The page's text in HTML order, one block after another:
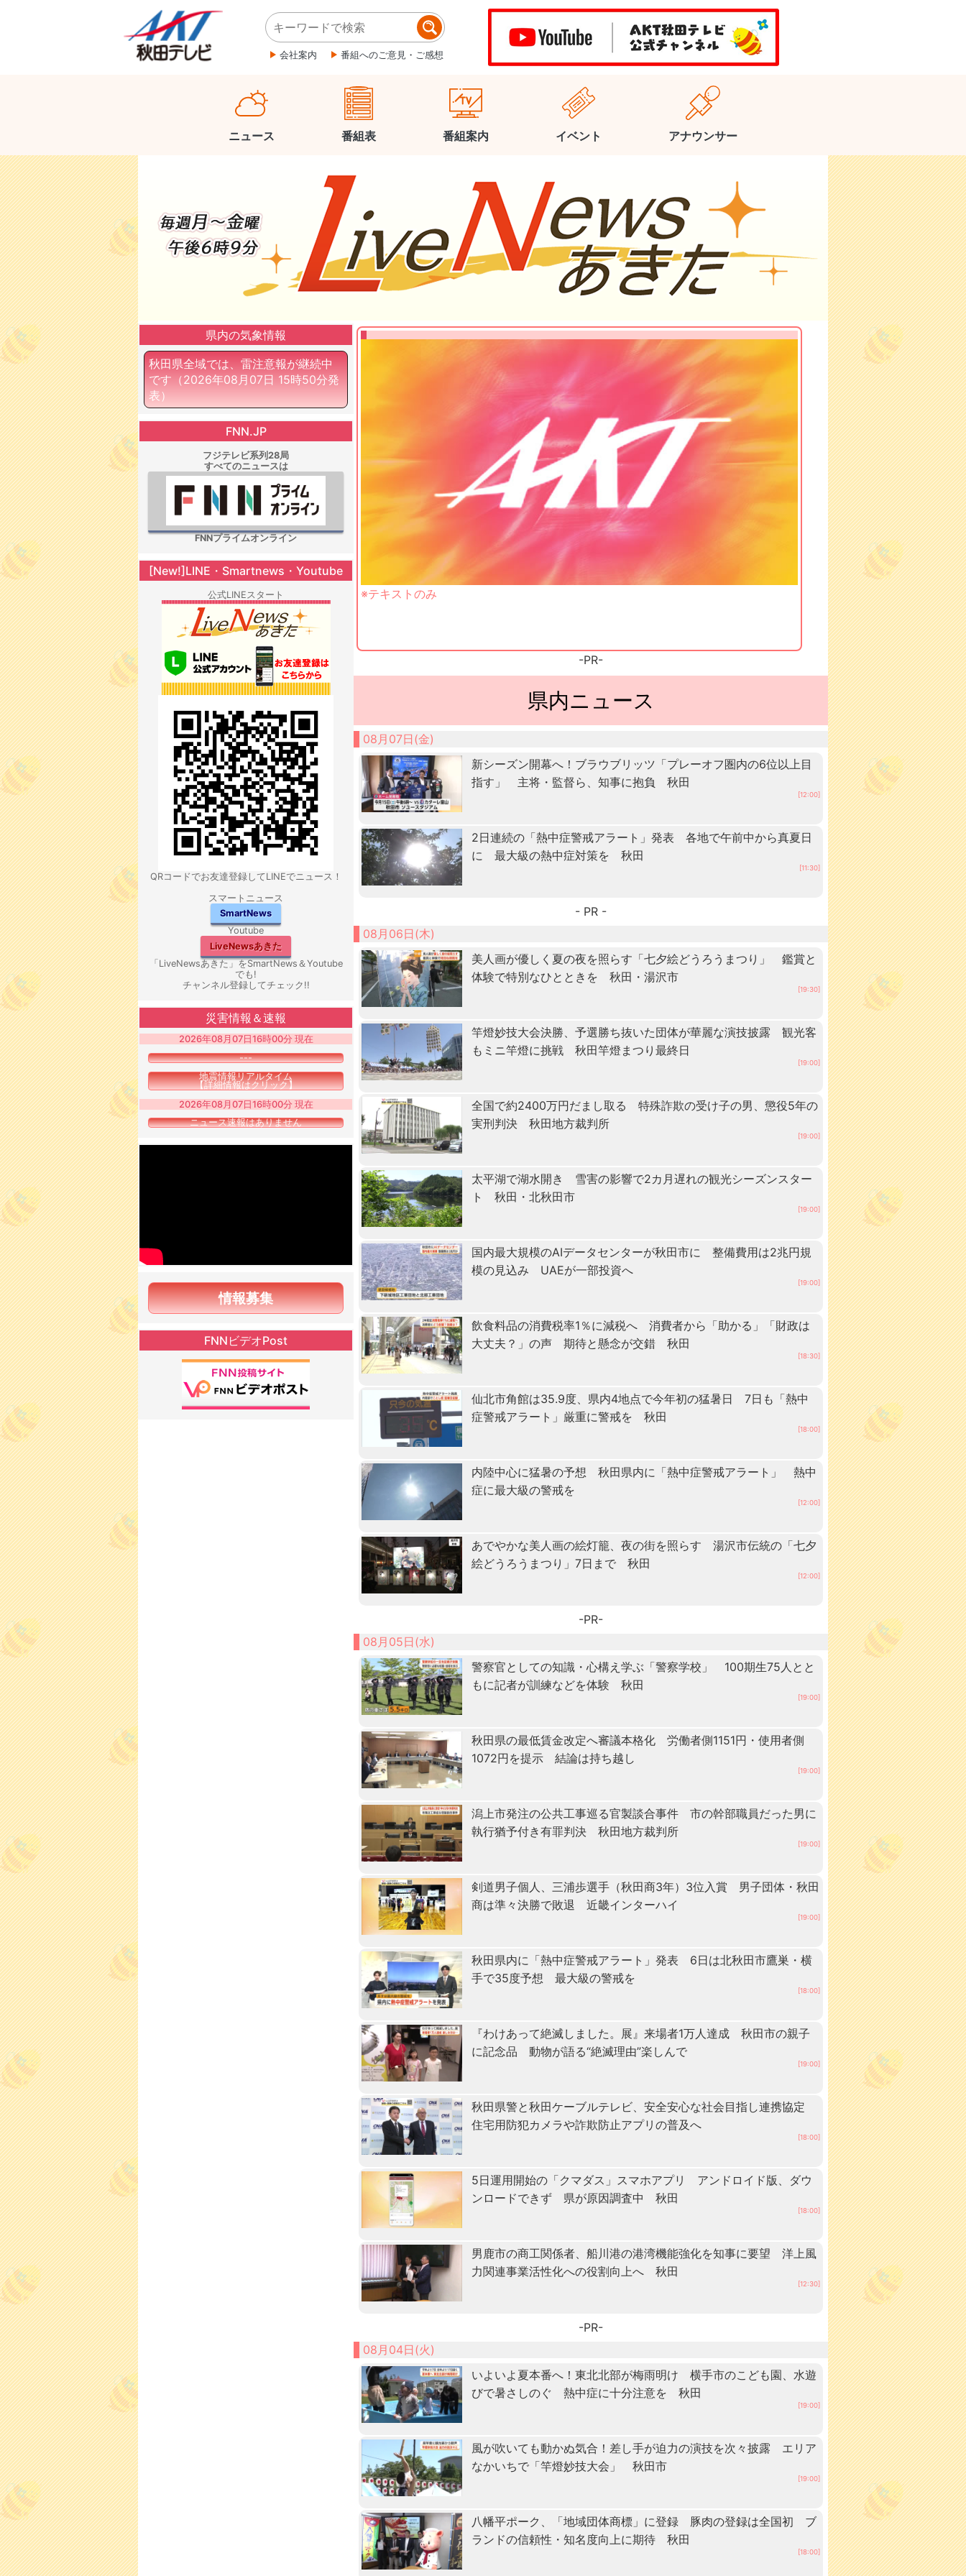
会社案内 番組へのご意見・ご感想
ニュース 番組表 番組案内 イベント アナウンサー
※テキストのみ
-PR-
県内ニュース
08月07日(金)
新シーズン開幕へ！ブラウブリッツ「プレーオフ圏内の6位以上目
指す」 主将・監督ら、知事に抱負 秋田
[12:00]
2日連続の「熱中症警戒アラート」発表 各地で午前中から真夏日
に 最大級の熱中症対策を 秋田
[11:30]
- PR -
08月06日(木)
美人画が優しく夏の夜を照らす「七夕絵どうろうまつり」 鑑賞と
体験で特別なひとときを 秋田・湯沢市
[19:30]
竿燈妙技大会決勝、予選勝ち抜いた団体が華麗な演技披露 観光客
もミニ竿燈に挑戦 秋田竿燈まつり最終日
[19:00]
全国で約2400万円だまし取る 特殊詐欺の受け子の男、懲役5年の
実刑判決 秋田地方裁判所
[19:00]
太平湖で湖水開き 雪害の影響で2カ月遅れの観光シーズンスター
ト 秋田・北秋田市
[19:00]
国内最大規模のAIデータセンターが秋田市に 整備費用は2兆円規
模の見込み UAEが一部投資へ
[19:00]
飲食料品の消費税率1％に減税へ 消費者から「助かる」「財政は
大丈夫？」の声 期待と懸念が交錯 秋田
[18:30]
仙北市角館は35.9度、県内4地点で今年初の猛暑日 7日も「熱中
症警戒アラート」厳重に警戒を 秋田
[18:00]
内陸中心に猛暑の予想 秋田県内に「熱中症警戒アラート」 熱中
症に最大級の警戒を
[12:00]
あでやかな美人画の絵灯籠、夜の街を照らす 湯沢市伝統の「七夕
絵どうろうまつり」7日まで 秋田
[12:00]
-PR-
08月05日(水)
警察官としての知識・心構え学ぶ「警察学校」 100期生75人とと
もに記者が訓練などを体験 秋田
[19:00]
秋田県の最低賃金改定へ審議本格化 労働者側1151円・使用者側
1072円を提示 結論は持ち越し
[19:00]
潟上市発注の公共工事巡る官製談合事件 市の幹部職員だった男に
執行猶予付き有罪判決 秋田地方裁判所
[19:00]
剣道男子個人、三浦歩選手（秋田商3年）3位入賞 男子団体・秋田
商は準々決勝で敗退 近畿インターハイ
[19:00]
秋田県内に「熱中症警戒アラート」発表 6日は北秋田市鷹巣・横
手で35度予想 最大級の警戒を
[18:00]
『わけあって絶滅しました。展』来場者1万人達成 秋田市の親子
に記念品 動物が語る“絶滅理由”楽しんで
[19:00]
秋田県警と秋田ケーブルテレビ、安全安心な社会目指し連携協定
住宅用防犯カメラや詐欺防止アプリの普及へ
[18:00]
5日運用開始の「クマダス」スマホアプリ アンドロイド版、ダウ
ンロードできず 県が原因調査中 秋田
[18:00]
男鹿市の商工関係者、船川港の港湾機能強化を知事に要望 洋上風
力関連事業活性化への役割向上へ 秋田
[12:30]
-PR-
08月04日(火)
いよいよ夏本番へ！東北北部が梅雨明け 横手市のこども園、水遊
びで暑さしのぐ 熱中症に十分注意を 秋田
[19:00]
風が吹いても動かぬ気合！差し手が迫力の演技を次々披露 エリア
なかいちで「竿燈妙技大会」 秋田市
[19:00]
八幡平ポーク、「地域団体商標」に登録 豚肉の登録は全国初 ブ
ランドの信頼性・知名度向上に期待 秋田
[18:00]
県内の気象情報
秋田県全域では、雷注意報が継続中
です （2026年08月07日 15時50分発
表）
FNN.JP
フジテレビ系列28局
すべてのニュースは
FNNプライムオンライン
[New!]LINE・Smartnews・Youtube
公式LINEスタート
QRコードでお友達登録してLINEでニュース！
スマートニュース
SmartNews
Youtube
LiveNewsあきた
「LiveNewsあきた」をSmartNews＆Youtube
でも!
チャンネル登録してチェック!!
災害情報＆速報
2026年08月07日16時00分 現在
---
地震情報リアルタイム
【詳細情報はクリック】
2026年08月07日16時00分 現在
ニュース速報はありません
情報募集
FNNビデオPost